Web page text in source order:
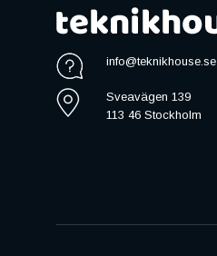
info@teknikhouse.se
Sveavägen 139
113 46 Stockholm